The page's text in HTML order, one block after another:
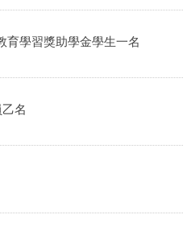
育學習獎助學金學生一名
名